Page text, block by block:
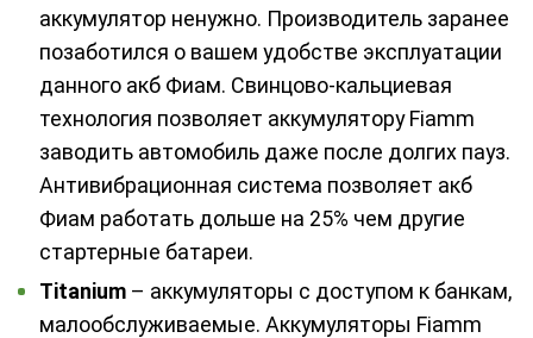
аккумулятор ненужно. Производитель заранее
позаботился о вашем удобстве эксплуатации
данного акб Фиам. Свинцово-кальциевая
технология позволяет аккумулятору Fiamm
заводить автомобиль даже после долгих пауз.
Антивибрационная система позволяет акб
Фиам работать дольше на 25% чем другие
стартерные батареи.
Titanium – аккумуляторы с доступом к банкам,
малообслуживаемые. Аккумуляторы Fiamm